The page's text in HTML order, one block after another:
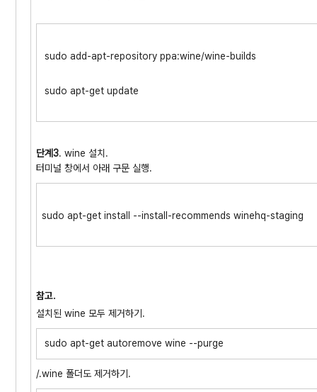
sudo add-apt-repository ppa:wine/wine-builds
sudo apt-get update
단계3. wine 설치.
터미널 창에서 아래 구문 실행.
sudo apt-get install --install-recommends winehq-staging
참고.
설치된 wine 모두 제거하기.
sudo apt-get autoremove wine --purge
/.wine 폴더도 제거하기.